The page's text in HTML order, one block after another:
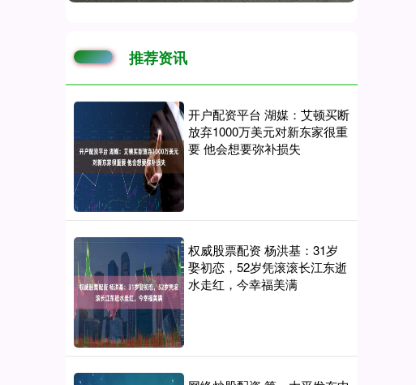
推荐资讯
开户配资平台 湖媒：艾顿买断
放弃1000万美元对新东家很重
要 他会想要弥补损失
权威股票配资 杨洪基：31岁
娶初恋，52岁凭滚滚长江东逝
水走红，今幸福美满